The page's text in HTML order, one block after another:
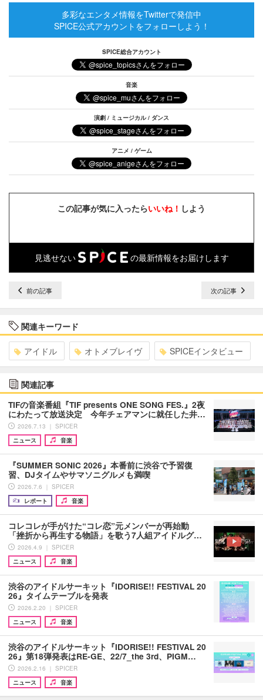
多彩なエンタメ情報をTwitterで発信中
SPICE公式アカウントをフォローしよう！
SPICE総合アカウント
音楽
演劇 / ミュージカル / ダンス
アニメ / ゲーム
この記事が気に入ったらいいね！ しよう
見逃せない の最新情報をお届けします
前の記事 次の記事
関連キーワード
アイドル オトメブレイヴ SPICEインタビュー
関連記事
TIFの音楽番組『TIF presents ONE SONG FES.』2夜
にわたって放送決定 今年チェアマンに就任した井…
2026.7.13 ｜ SPICER
ニュース
音楽
『SUMMER SONIC 2026』本番前に渋谷で予習復
習、DJタイムやサマソニグルメも満喫
2026.7.6 ｜ SPICER
レポート
音楽
コレコレが手がけた“コレ恋”元メンバーが再始動
「挫折から再生する物語」を歌う7人組アイドルグ…
2026.4.9 ｜ SPICER
ニュース
音楽
渋谷のアイドルサーキット『IDORISE!! FESTIVAL 20
26』タイムテーブルを発表
2026.2.20 ｜ SPICER
ニュース
音楽
渋谷のアイドルサーキット『IDORISE!! FESTIVAL 20
26』第18弾発表はRE-GE、22/7_the 3rd、PIGM…
2026.2.16 ｜ SPICER
ニュース
音楽